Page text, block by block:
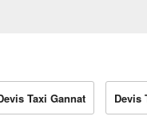
Taxi Gannat Devis